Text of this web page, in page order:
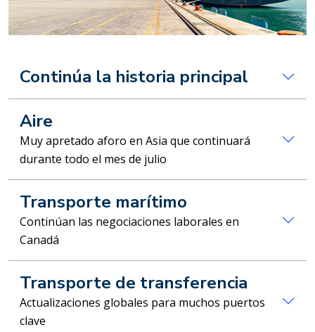
Continúa la historia principal
Aire
Muy apretado aforo en Asia que continuará
durante todo el mes de julio
Transporte marítimo
Continúan las negociaciones laborales en
Canadá
Transporte de transferencia
Actualizaciones globales para muchos puertos
clave